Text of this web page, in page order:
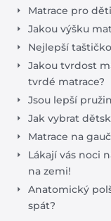
Matrace pro
Jakou výšku
Nejlepší
Jakou tvrdost
tvrdé matrace?
Jsou lepší
Jak vybrat
Matrace na
Lákají vás noci
na zemi!
Anatomický
spát?